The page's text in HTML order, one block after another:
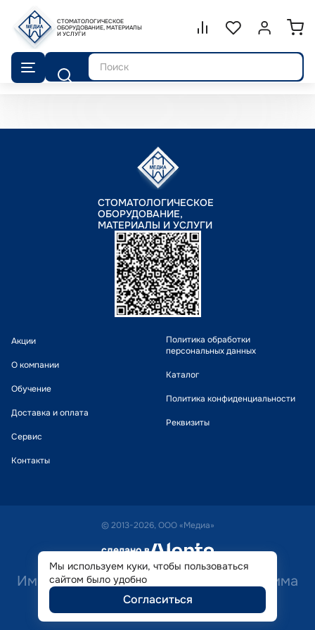
СТОМАТОЛОГИЧЕСКОЕ
ОБОРУДОВАНИЕ, МАТЕРИАЛЫ
И УСЛУГИ
Сравнение.
СписокВойти или
Поиск
СТОМАТОЛОГИЧЕСКОЕ
ОБОРУДОВАНИЕ,
МАТЕРИАЛЫ И УСЛУГИ
Акции
О компании
Обучение
Доставка и оплата
Сервис
Контакты
Политика обработки
персональных данных
Каталог
Политика конфиденциальности
Реквизиты
© 2013-2026, ООО «Медиа»
сделано в alente
Имеются противопоказания. Необходима
консультация специалиста.
Мы используем куки, чтобы пользоваться
сайтом было удобно
Согласиться